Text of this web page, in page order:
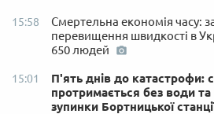
15:58
Смертельна економія часу:
перевищення швидкості в
650 людей
15:01
П'ять днів до катастрофи:
протримається без води та
зупинки Бортницької